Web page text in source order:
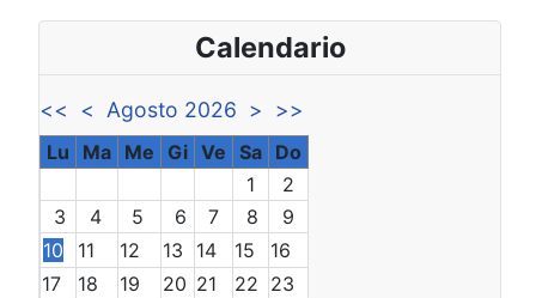
Calendario
<< < Agosto 2026 > >>
Lu Ma Me Gi Ve Sa Do
1
2
3
4 5 6 7 8
9
10
11 12 13 14 15
16
17
18 19 20 21 22 23